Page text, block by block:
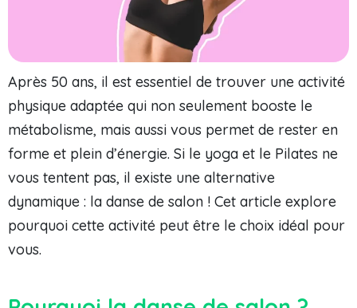
Après 50 ans, il est essentiel de trouver une activité
physique adaptée qui non seulement booste le
métabolisme, mais aussi vous permet de rester en
forme et plein d’énergie. Si le yoga et le Pilates ne
vous tentent pas, il existe une alternative
dynamique : la danse de salon ! Cet article explore
pourquoi cette activité peut être le choix idéal pour
vous.